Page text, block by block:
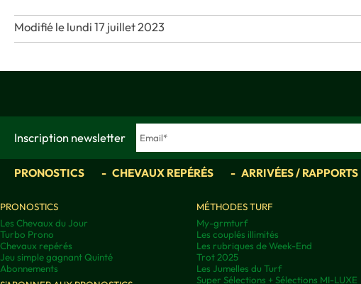
Modifié le lundi 17 juillet 2023
Inscription newsletter
PRONOSTICS CHEVAUX REPÉRÉS ARRIVÉES / RAPPORTS
PRONOSTICS
Les Chevaux du Jour
Turbo Prono
Chevaux repérés
Jeu simple gagnant Quinté
Abonnements
MÉTHODES TURF
My-grmturf
Les couplés illimités
Les rubriques de Week-End
Trot 2025
Les Jumelles du Turf
Super Sélections + Sélections MI-LUXE